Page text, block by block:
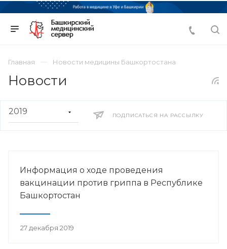
Главная Новости медицины Башкортостана
Новости
ПОДПИСАТЬСЯ НА РАССЫЛКУ
Информация о ходе проведения
вакцинации против гриппа в Республике
Башкортостан
27 декабря 2019